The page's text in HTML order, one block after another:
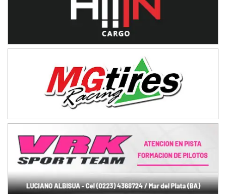
NORESTE SANTAFESINO - F6
TUCUMANO - F5
Juan Navarro (Asfalto)
El Timbó (Tucumán)